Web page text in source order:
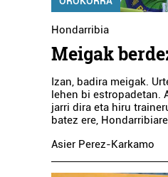
Hondarribia
Meigak
Izan, badira meigak.
lehen bi estropadetan.
jarri dira eta hiru
batez ere,
Asier Perez-Karkamo